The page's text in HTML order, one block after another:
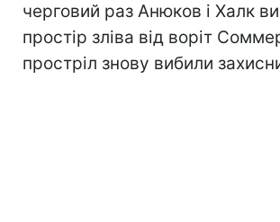
черговий раз Анюков і Халк
простір зліва від воріт
простріл знову вибили